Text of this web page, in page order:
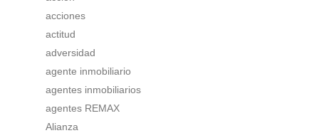
acciones
actitud
adversidad
agente inmobiliario
agentes inmobiliarios
agentes REMAX
Alianza